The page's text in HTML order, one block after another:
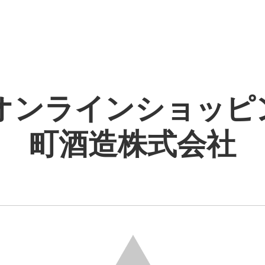
ンラインショッピ
町酒造株式会社